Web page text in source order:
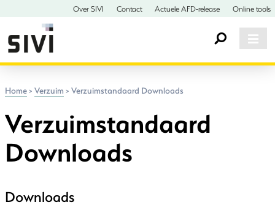
Over SIVI Contact Actuele AFD-release Online tools
Home> Verzuim > Verzuimstandaard Downloads
Verzuimstandaard
Downloads
Downloads